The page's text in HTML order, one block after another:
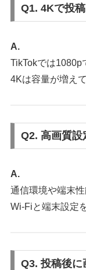
Q1. 4Kで投
A.
TikTokでは1080p
4Kは容量が増え
Q2. 高画質設
A.
通信環境や端末性
Wi-Fiと端末設定
Q3. 投稿後に